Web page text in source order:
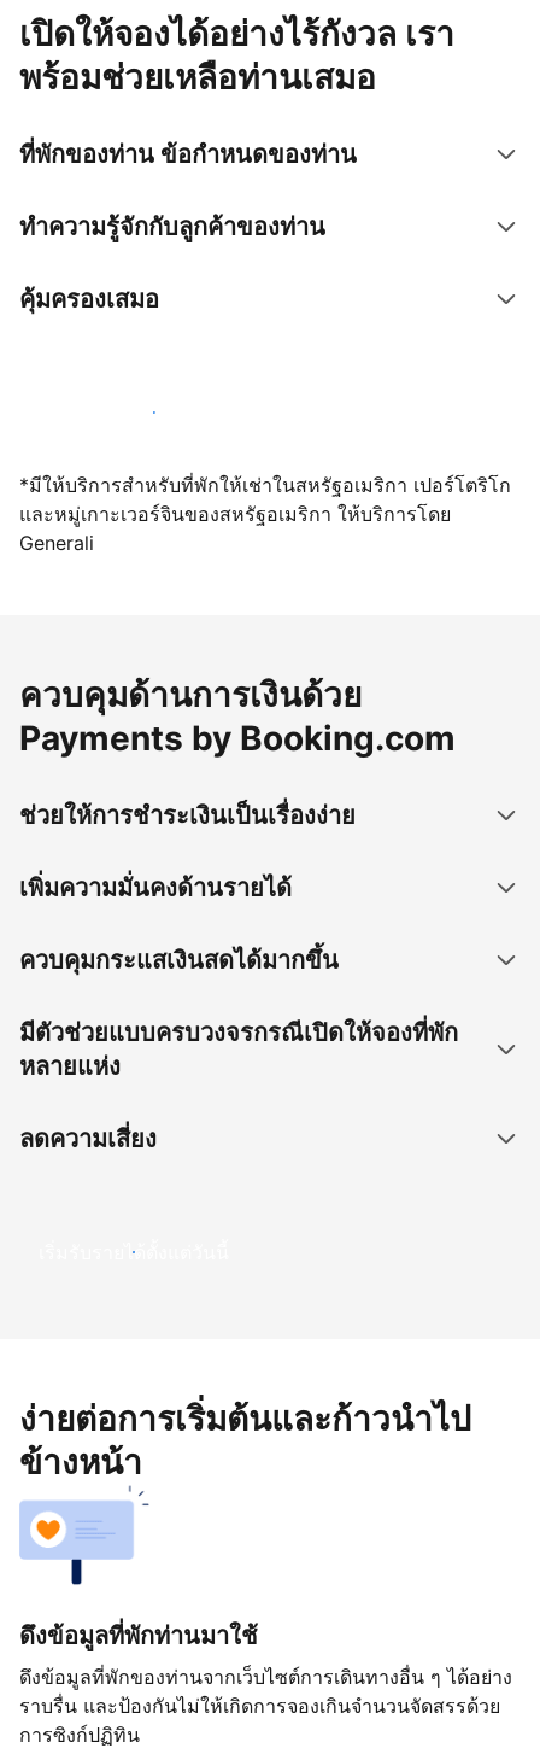
เปิดให้จองได้อย่างไร้กังวล เรา
พร้อมช่วยเหลือท่านเสมอ
ที่พักของท่าน ข้อกำหนดของท่าน
ทำความรู้จักกับลูกค้าของท่าน
คุ้มครองเสมอ
เปิดให้จองผ่านเราตั้งแต่วันนี้
*มีให้บริการสำหรับที่พักให้เช่าในสหรัฐอเมริกา เปอร์โตริโก
และหมู่เกาะเวอร์จินของสหรัฐอเมริกา ให้บริการโดย
Generali
ควบคุมด้านการเงินด้วย
Payments by Booking.com
ช่วยให้การชำระเงินเป็นเรื่องง่าย
เพิ่มความมั่นคงด้านรายได้
ควบคุมกระแสเงินสดได้มากขึ้น
มีตัวช่วยแบบครบวงจรกรณีเปิดให้จองที่พัก
หลายแห่ง
ลดความเสี่ยง
เริ่มรับรายได้ตั้งแต่วันนี้
ง่ายต่อการเริ่มต้นและก้าวนำไป
ข้างหน้า
ดึงข้อมูลที่พักท่านมาใช้
ดึงข้อมูลที่พักของท่านจากเว็บไซต์การเดินทางอื่น ๆ ได้อย่าง
ราบรื่น และป้องกันไม่ให้เกิดการจองเกินจำนวนจัดสรรด้วย
การซิงก์ปฏิทิน